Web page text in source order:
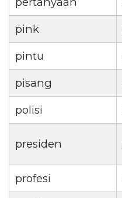
pink
pintu
pisang
polisi
presiden
profesi